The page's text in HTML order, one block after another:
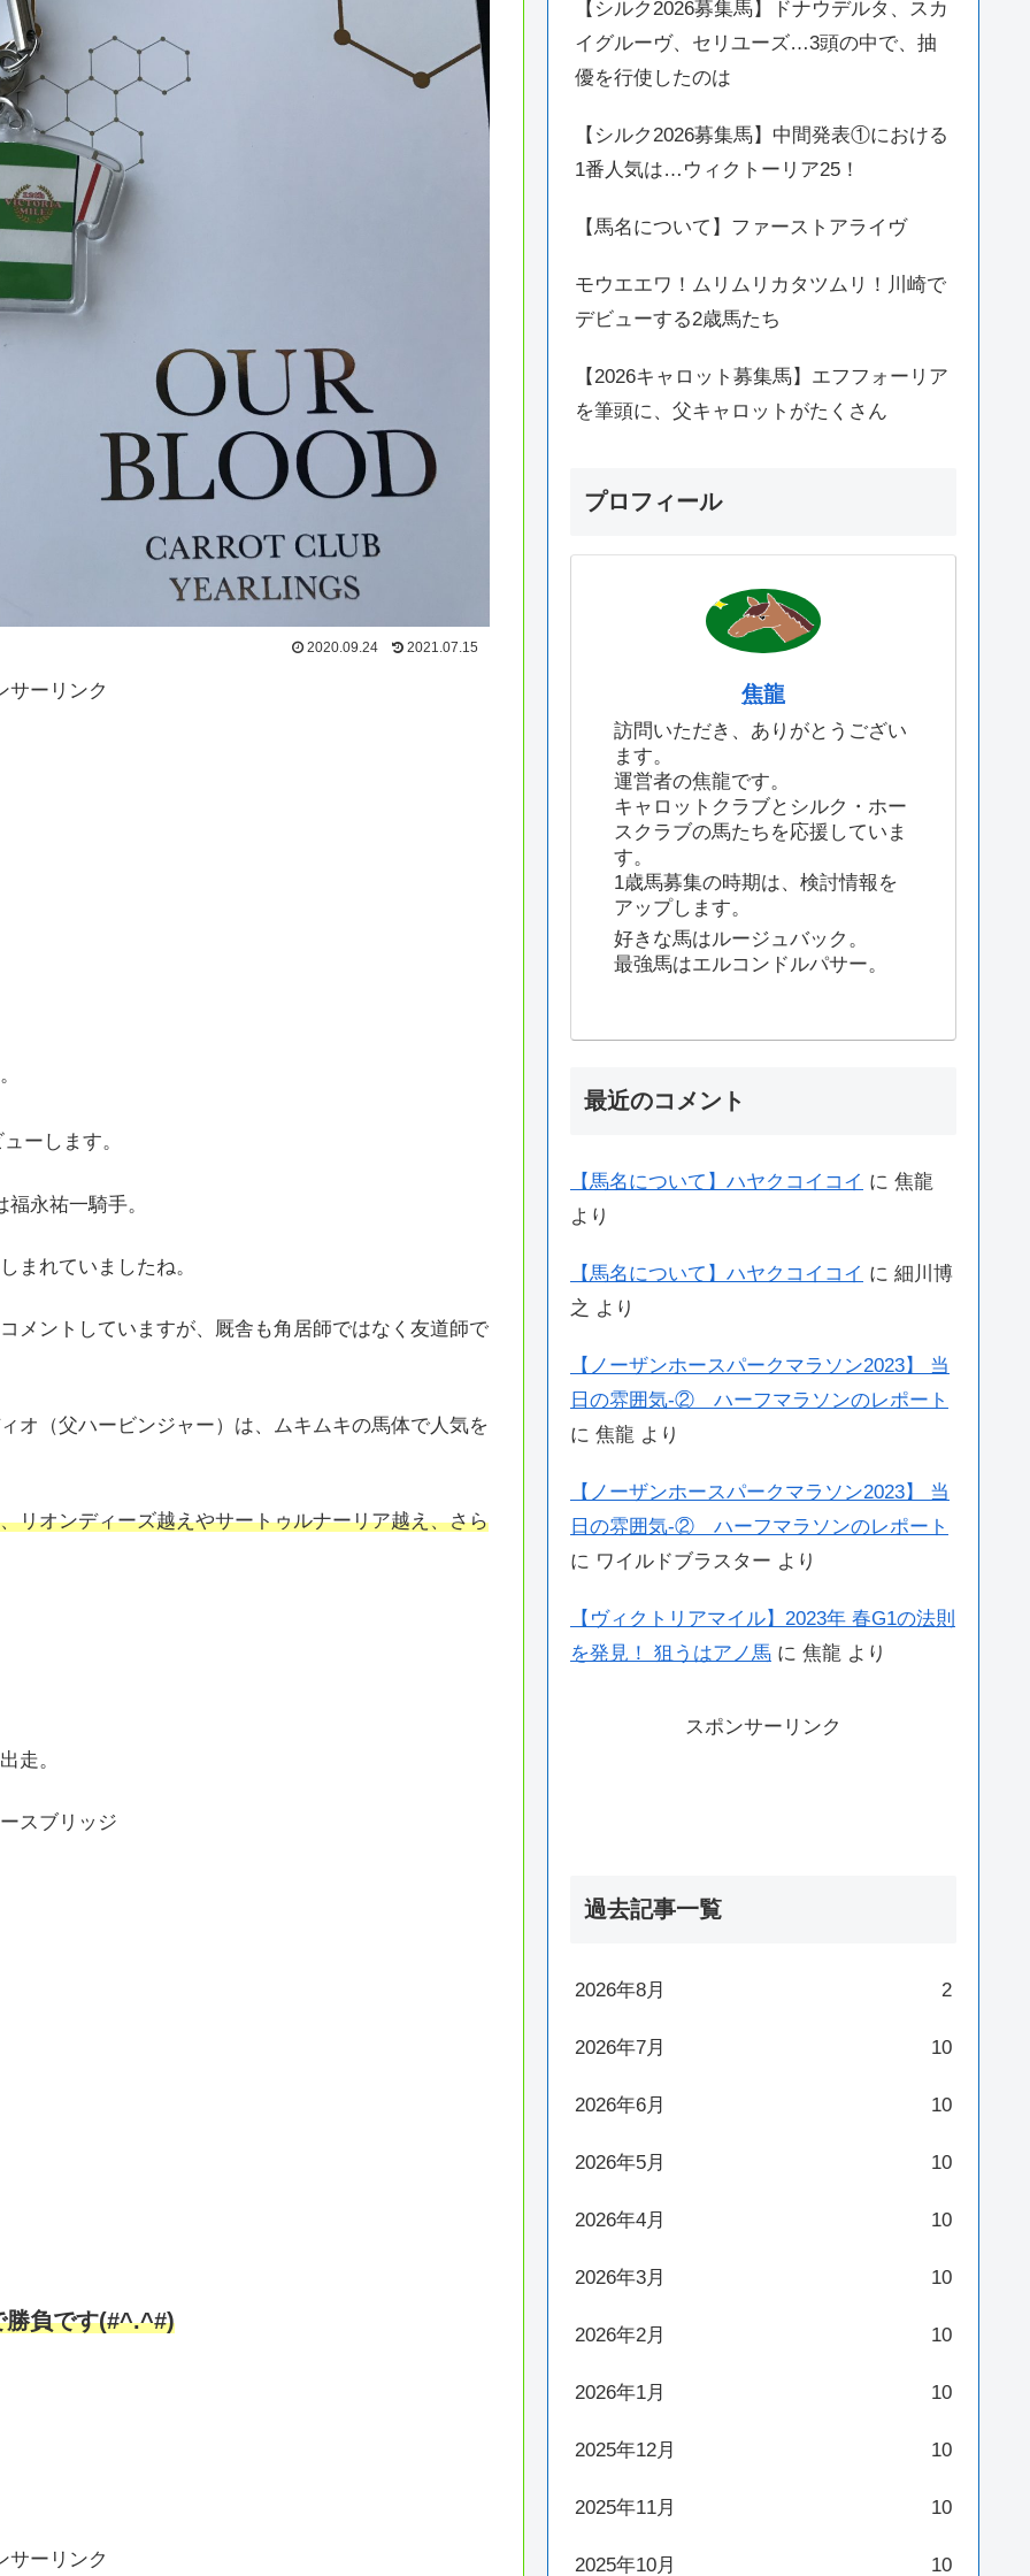
2020.09.24 2021.07.15
サーリンク
ーします。
永祐一騎手。
まれていましたね。
メントしていますが、厩舎も角居師ではなく友道師で
オ（父ハービンジャー）は、ムキムキの馬体で人気を
リオンディーズ越えやサートゥルナーリア越え、さら
走。
スブリッジ
勝負です(#^.^#)
サーリンク
【シルク2026募集馬】ドナウデルタ、スカ
イグルーヴ、セリユーズ…3頭の中で、抽
優を行使したのは
【シルク2026募集馬】中間発表①における
1番人気は…ウィクトーリア25！
【馬名について】ファーストアライヴ
モウエエワ！ムリムリカタツムリ！川崎で
デビューする2歳馬たち
【2026キャロット募集馬】エフフォーリア
を筆頭に、父キャロットがたくさん
プロフィール
焦龍
訪問いただき、ありがとうござい
ます。
運営者の焦龍です。
キャロットクラブとシルク・ホー
スクラブの馬たちを応援していま
す。
1歳馬募集の時期は、検討情報を
アップします。
好きな馬はルージュバック。
最強馬はエルコンドルパサー。
最近のコメント
【馬名について】ハヤクコイコイ に 焦龍
より
【馬名について】ハヤクコイコイ に 細川博
之 より
【ノーザンホースパークマラソン2023】 当
日の雰囲気-② ハーフマラソンのレポート
に 焦龍 より
【ノーザンホースパークマラソン2023】 当
日の雰囲気-② ハーフマラソンのレポート
に ワイルドブラスター より
【ヴィクトリアマイル】2023年 春G1の法則
を発見！ 狙うはアノ馬 に 焦龍 より
スポンサーリンク
過去記事一覧
2026年8月 2
2026年7月 10
2026年6月 10
2026年5月 10
2026年4月 10
2026年3月 10
2026年2月 10
2026年1月 10
2025年12月 10
2025年11月 10
2025年10月 10